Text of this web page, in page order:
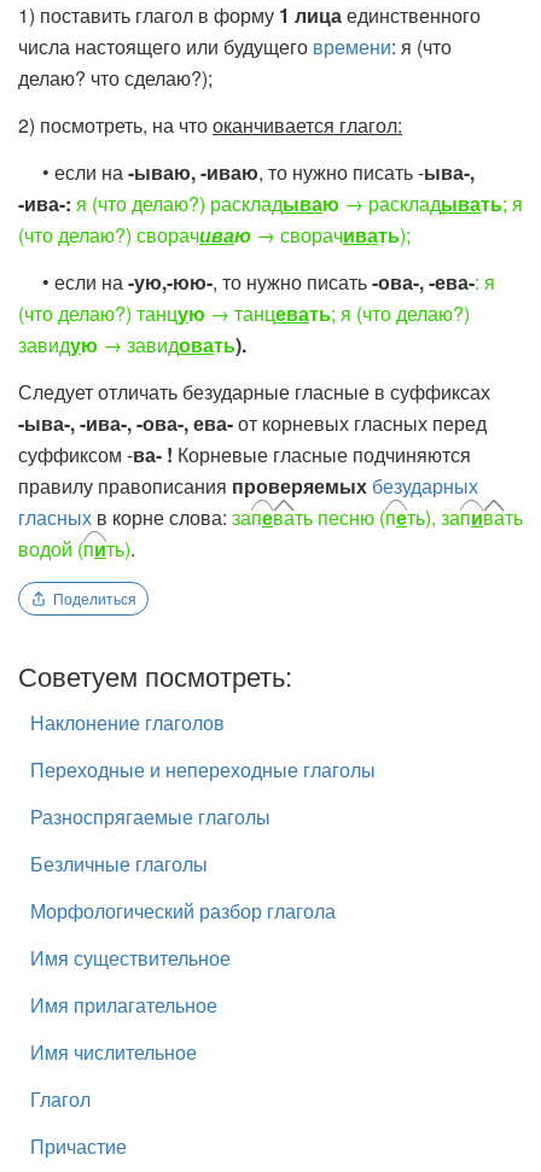
1) поставить глагол в форму 1 лицаединственного
числа настоящего или будущего времени: я (что
делаю? что сделаю?);
2) посмотреть, на чтооканчивается глагол:
• если на-ываю, -иваю, то нужно писать -ыва-,
-ива-: я (что делаю?) раскладываю → раскладывать; я
(что делаю?) сворачиваю → сворачивать);
• если на-ую,-юю-, то нужно писать-ова-, -ева-: я
(что делаю?) танцую → танцевать; я (что делаю?)
завидую → завидовать).
Следует отличать безударные гласные в суффиксах
-ыва-, -ива-, -ова-, ева-от корневых гласных перед
суффиксом -ва- ! Корневые гласные подчиняются
правилу правописания проверяемых безударных
гласных в корне слова: запевать песню (петь), запивать
водой (пить).
Поделиться
Советуем посмотреть:
Наклонение глаголов
Переходные и непереходные глаголы
Разноспрягаемые глаголы
Безличные глаголы
Морфологический разбор глагола
Имя существительное
Имя прилагательное
Имя числительное
Глагол
Причастие